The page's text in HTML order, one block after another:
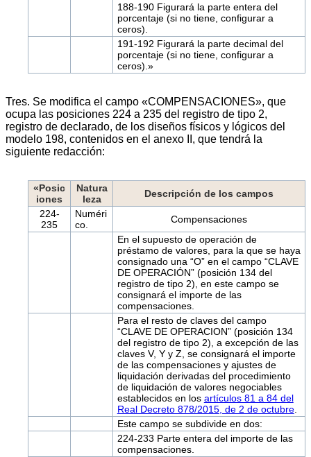
188-190 Figurará la parte entera del
porcentaje (si no tiene, configurar a
ceros).
191-192 Figurará la parte decimal del
porcentaje (si no tiene, configurar a
ceros).»
Tres. Se modifica el campo «COMPENSACIONES», que
ocupa las posiciones 224 a 235 del registro de tipo 2,
registro de declarado, de los diseños físicos y lógicos del
modelo 198, contenidos en el anexo II, que tendrá la
siguiente redacción:
«Posic
iones
Natura
leza
Descripción de los campos
224-
235
Numéri
co.
Compensaciones
En el supuesto de operación de
préstamo de valores, para la que se haya
consignado una “O” en el campo “CLAVE
DE OPERACIÓN” (posición 134 del
registro de tipo 2), en este campo se
consignará el importe de las
compensaciones.
Para el resto de claves del campo
“CLAVE DE OPERACION” (posición 134
del registro de tipo 2), a excepción de las
claves V, Y y Z, se consignará el importe
de las compensaciones y ajustes de
liquidación derivadas del procedimiento
de liquidación de valores negociables
establecidos en los artículos 81 a 84 del
Real Decreto 878/2015, de 2 de octubre.
Este campo se subdivide en dos:
224-233 Parte entera del importe de las
compensaciones.